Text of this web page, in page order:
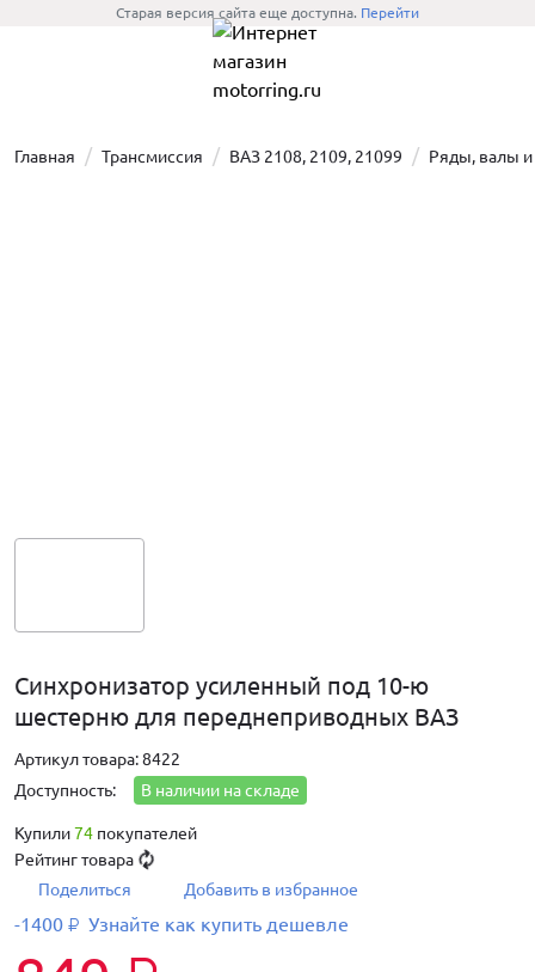
Старая версия сайта еще доступна. Перейти
Главная Трансмиссия ВАЗ 2108, 2109, 21099 Ряды, валы
Синхронизатор усиленный под 10-ю
шестерню для переднеприводных ВАЗ
Артикул товара: 8422
Доступность:
В наличии на складе
Купили74 покупателей
Рейтинг товара
Поделиться
Добавить в избранное
-1400 ₽ Узнайте как купить дешевле